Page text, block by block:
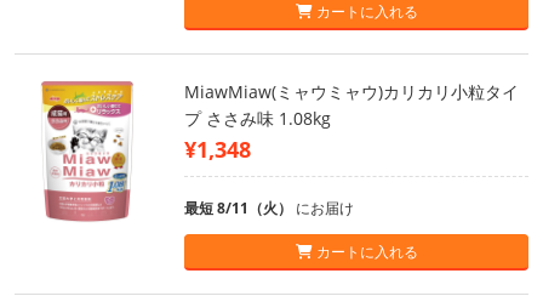
カートに入れる
MiawMiaw(ミャウミャウ)カリカリ小粒タイ
プ ささみ味 1.08kg
¥1,348
最短 8/11（火） にお届け
カートに入れる